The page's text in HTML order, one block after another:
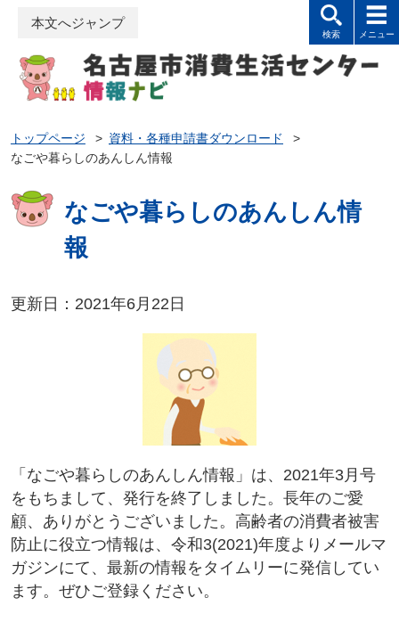
本文へジャンプ
トップページ > 資料・各種申請書ダウンロード
>
なごや暮らしのあんしん情報
なごや暮らしのあんしん情
報
更新日：2021年6月22日
「なごや暮らしのあんしん情報」は、2021年3月号
をもちまして、発行を終了しました。長年のご愛
顧、ありがとうございました。高齢者の消費者被害
防止に役立つ情報は、令和3(2021)年度よりメールマ
ガジンにて、最新の情報をタイムリーに発信してい
ます。ぜひご登録ください。